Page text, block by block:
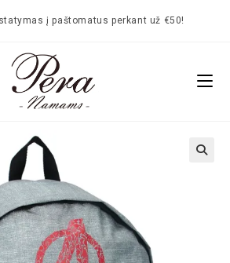
į paštomatus perkant už €50!